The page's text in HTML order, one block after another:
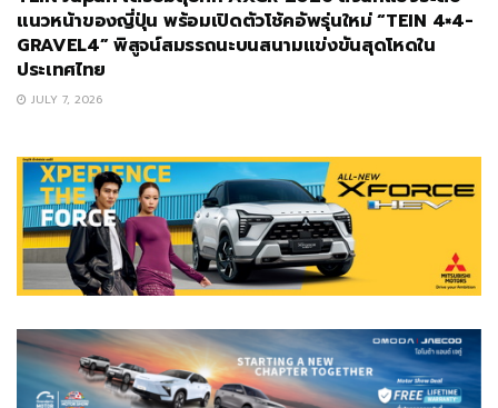
แนวหน้าของญี่ปุ่น พร้อมเปิดตัวโช้คอัพรุ่นใหม่ “TEIN 4×4-
GRAVEL4” พิสูจน์สมรรถนะบนสนามแข่งขันสุดโหดใน
ประเทศไทย
JULY 7, 2026